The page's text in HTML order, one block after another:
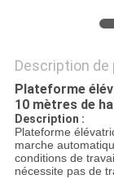
Description de
Plateforme
10 mètres de
Description :
Plateforme
marche
conditions de
nécessite pas de